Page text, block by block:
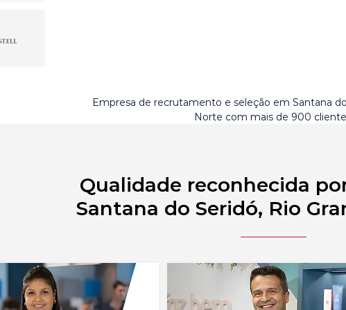
Empresa de recrutamento e seleção em Santana
Norte com mais de 900
Qualidade reconhecida
Santana do Seridó, Rio